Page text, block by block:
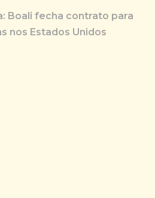
Boali fecha contrato para
nos Estados Unidos